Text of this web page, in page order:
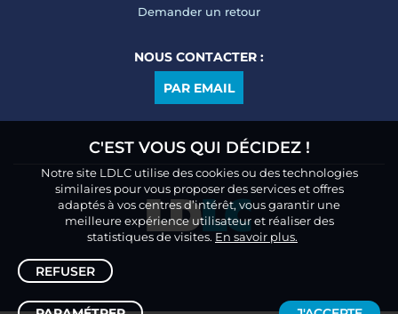
Demander un retour
NOUS CONTACTER :
PAR EMAIL
C'EST VOUS QUI DÉCIDEZ !
Notre site LDLC utilise des cookies ou des technologies
similaires pour vous proposer des services et offres
adaptés à vos centres d’intérêt, vous garantir une
meilleure expérience utilisateur et réaliser des
statistiques de visites. En savoir plus.
REFUSER